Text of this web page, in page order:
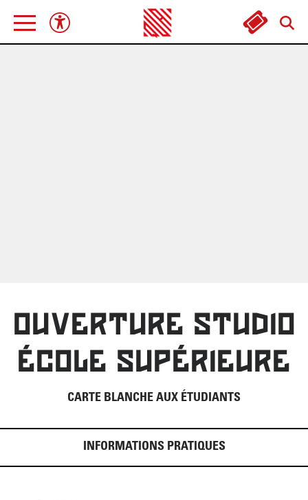
OUVERTURE STUDIO
ÉCOLE SUPÉRIEURE
CARTE BLANCHE AUX ÉTUDIANTS
INFORMATIONS PRATIQUES